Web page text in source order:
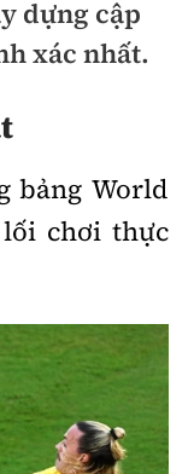
Công nghệ
Công nghệ mới
dựng cập
xác nhất.
bảng World
chơi thực